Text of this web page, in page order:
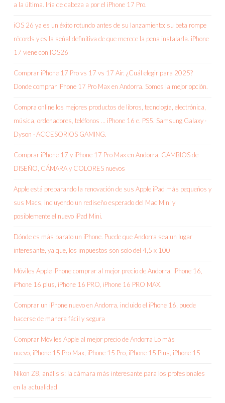
a la última. Iría de cabeza a por el iPhone 17 Pro.
iOS 26 ya es un éxito rotundo antes de su lanzamiento: su beta rompe
récords y es la señal definitiva de que merece la pena instalarla. iPhone
17 viene con IOS26
Comprar iPhone 17 Pro vs 17 vs 17 Air. ¿Cuál elegir para 2025?
Donde comprar iPhone 17 Pro Max en Andorra. Somos la mejor opción.
Compra online los mejores productos de libros, tecnología, electrónica,
música, ordenadores, teléfonos … iPhone 16 e. PS5. Samsung Galaxy ·
Dyson · ACCESORIOS GAMING.
Comprar iPhone 17 y iPhone 17 Pro Max en Andorra, CAMBIOS de
DISEÑO, CÁMARA y COLORES nuevos
Apple está preparando la renovación de sus Apple iPad más pequeños y
sus Macs, incluyendo un rediseño esperado del Mac Mini y
posiblemente el nuevo iPad Mini.
Dónde es más barato un iPhone. Puede que Andorra sea un lugar
interesante, ya que, los impuestos son solo del 4,5 x 100
Móviles Apple iPhone comprar al mejor precio de Andorra, iPhone 16,
iPhone 16 plus, iPhone 16 PRO, iPhone 16 PRO MAX.
Comprar un iPhone nuevo en Andorra, incluido el iPhone 16, puede
hacerse de manera fácil y segura
Comprar Móviles Apple al mejor precio de Andorra Lo más
nuevo, iPhone 15 Pro Max, iPhone 15 Pro, iPhone 15 Plus, iPhone 15
Nikon Z8, análisis: la cámara más interesante para los profesionales
en la actualidad